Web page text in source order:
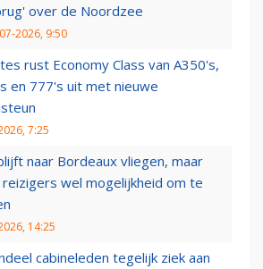
over de Noordzee
2026, 9:50
rust Economy Class van A350's,
en 777's uit met nieuwe
7:25
naar Bordeaux vliegen, maar
wel mogelijkheid om te
14:25
cabineleden tegelijk ziek aan